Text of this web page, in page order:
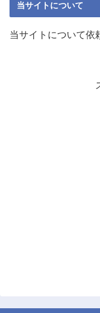
当サイトについて
当サイトについて依